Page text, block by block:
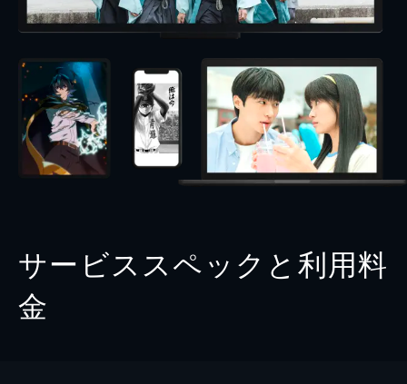
サービススペックと利用料
金